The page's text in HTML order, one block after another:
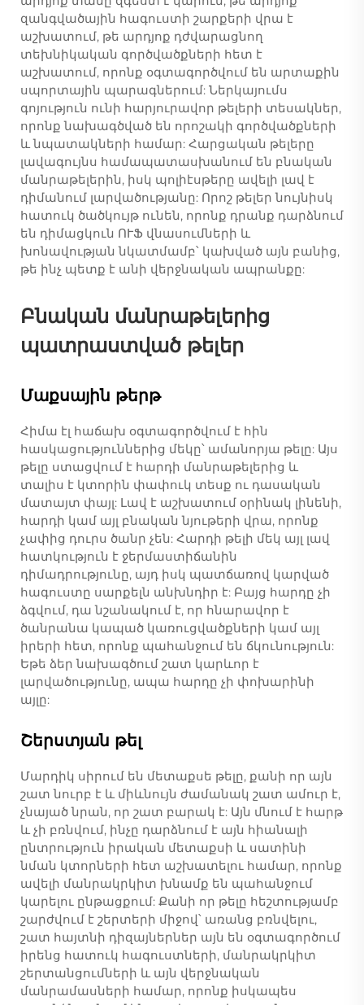
զանգվածային հագուստի շարքերի վրա է
աշխատում, թե արդյոք դժվարացնող
տեխնիկական գործվածքների հետ է
աշխատում, որոնք օգտագործվում են արտաքին
սպորտային պարագներում: Ներկայումս
գոյություն ունի հարյուրավոր թելերի տեսակներ,
որոնք նախագծված են որոշակի գործվածքների
և նպատակների համար: Հարցական թելերը
լավագույնս համապատասխանում են բնական
մանրաթելերին, իսկ պոլիէսթերը ավելի լավ է
դիմանում լարվածությանը: Որոշ թելեր նույնիսկ
հատուկ ծածկույթ ունեն, որոնք դրանք դարձնում
են դիմացկուն ՈՒՖ վնասումների և
խոնավության նկատմամբ՝ կախված այն բանից,
թե ինչ պետք է անի վերջնական ապրանքը:
Բնական մանրաթելերից
պատրաստված թելեր
Մաքսային թերթ
Հիմա էլ հաճախ օգտագործվում է հին
հասկացություններից մեկը՝ ամանորյա թելը: Այս
թելը ստացվում է հարդի մանրաթելերից և
տալիս է կտորին փափուկ տեսք ու դասական
մատայտ փայլ: Լավ է աշխատում օրինակ լինենի,
հարդի կամ այլ բնական նյութերի վրա, որոնք
չափից դուրս ծանր չեն: Հարդի թելի մեկ այլ լավ
հատկություն է ջերմաստիճանին
դիմադրությունը, այդ իսկ պատճառով կարված
հագուստը սարքելն անխնդիր է: Բայց հարդը չի
ձգվում, դա նշանակում է, որ հնարավոր է
ծանրանա կապած կառուցվածքների կամ այլ
իրերի հետ, որոնք պահանջում են ճկունություն:
Եթե ձեր նախագծում շատ կարևոր է
լարվածությունը, ապա հարդը չի փոխարինի
այլը:
Շերստյան թել
Մարդիկ սիրում են մետաքսե թելը, քանի որ այն
շատ նուրբ է և միևնույն ժամանակ շատ ամուր է,
չնայած նրան, որ շատ բարակ է: Այն մնում է հարթ
և չի բռնվում, ինչը դարձնում է այն հիանալի
ընտրություն իրական մետաքսի և սատինի
նման կտորների հետ աշխատելու համար, որոնք
ավելի մանրակրկիտ խնամք են պահանջում
կարելու ընթացքում: Քանի որ թելը հեշտությամբ
շարժվում է շերտերի միջով՝ առանց բռնվելու,
շատ հայտնի դիզայներներ այն են օգտագործում
իրենց հատուկ հագուստների, մանրակրկիտ
շերտանցումների և այն վերջնական
մանրամասների համար, որոնք իսկապես